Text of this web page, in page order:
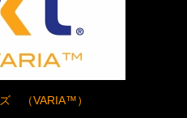
（VARIA™）